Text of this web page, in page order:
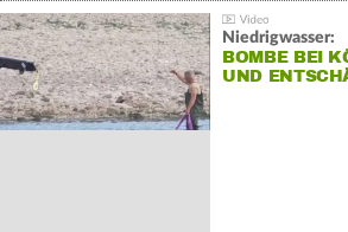
Niedrigwasser:
BOMBE BEI
UND